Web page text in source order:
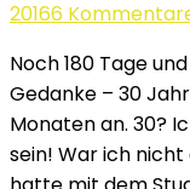
20166
Noch 180 Tage
Gedanke – 30
Monaten an. 30?
sein! War ich